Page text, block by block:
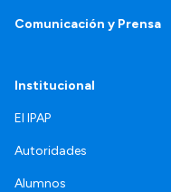
Comunicación y Prensa
Institucional
El IPAP
Autoridades
Alumnos